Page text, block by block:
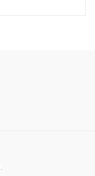
.